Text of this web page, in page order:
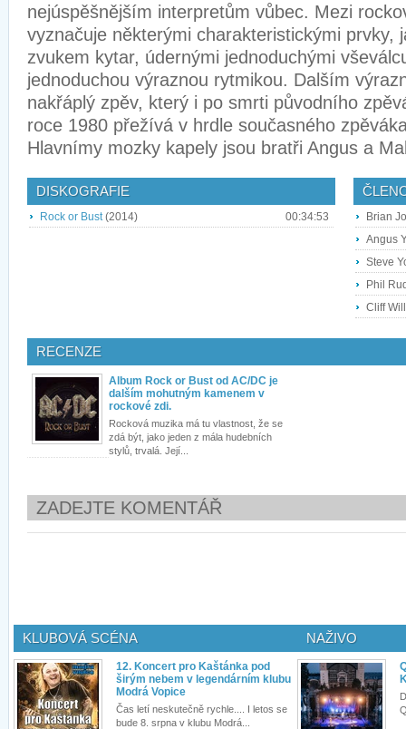
nejúspěšnějším interpretům vůbec. Mezi
vyznačuje některými charakteristickými prvky,
zvukem kytar, údernými jednoduchými
jednoduchou výraznou rytmikou. Dalším
nakřáplý zpěv, který i po smrti původního
roce 1980 přežívá v hrdle současného
Hlavnímy mozky kapely jsou bratři Angus a
DISKOGRAFIE
Rock or Bust(2014) 00:34:53
Brian
Angus
Steve
Phil
Cliff
RECENZE
Album Rock or Bust od AC/DC je
dalším mohutným kamenem v
rockové zdi.
Rocková muzika má tu vlastnost, že se
zdá být, jako jeden z mála hudebních
stylů, trvalá. Její...
ZADEJTE KOMENTÁŘ
KLUBOVÁ SCÉNA
12. Koncert pro Kaštánka pod
širým nebem v legendárním klubu
Modrá Vopice
Čas letí neskutečně rychle.... I letos se
bude 8. srpna v klubu Modrá...
NAŽIVO